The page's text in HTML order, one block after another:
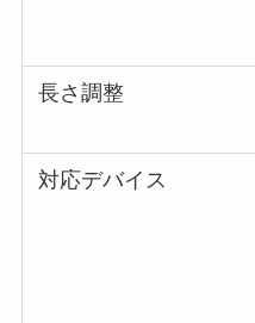
長さ調整
対応デバイス